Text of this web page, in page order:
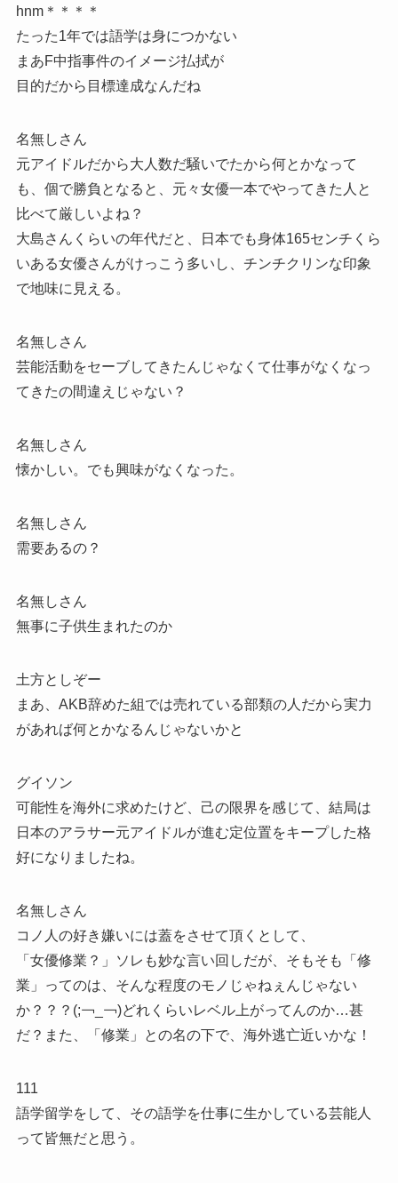
hnm＊＊＊＊
たった1年では語学は身につかない
まあF中指事件のイメージ払拭が
目的だから目標達成なんだね
名無しさん
元アイドルだから大人数だ騒いでたから何とかなって
も、個で勝負となると、元々女優一本でやってきた人と
比べて厳しいよね？
大島さんくらいの年代だと、日本でも身体165センチくら
いある女優さんがけっこう多いし、チンチクリンな印象
で地味に見える。
名無しさん
芸能活動をセーブしてきたんじゃなくて仕事がなくなっ
てきたの間違えじゃない？
名無しさん
懐かしい。でも興味がなくなった。
名無しさん
需要あるの？
名無しさん
無事に子供生まれたのか
土方としぞー
まあ、AKB辞めた組では売れている部類の人だから実力
があれば何とかなるんじゃないかと
グイソン
可能性を海外に求めたけど、己の限界を感じて、結局は
日本のアラサー元アイドルが進む定位置をキープした格
好になりましたね。
名無しさん
コノ人の好き嫌いには蓋をさせて頂くとして、
「女優修業？」ソレも妙な言い回しだが、そもそも「修
業」ってのは、そんな程度のモノじゃねぇんじゃない
か？？？(;￢_￢)どれくらいレベル上がってんのか…甚
だ？また、「修業」との名の下で、海外逃亡近いかな！
111
語学留学をして、その語学を仕事に生かしている芸能人
って皆無だと思う。